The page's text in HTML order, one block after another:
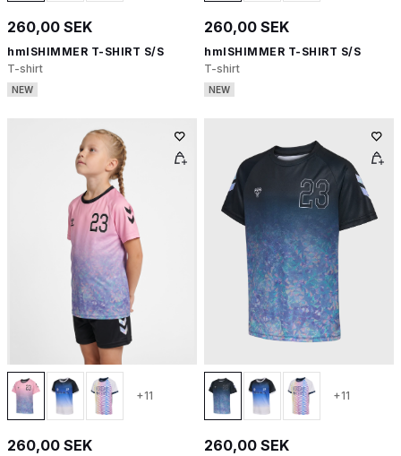
260,00 SEK
hmlSHIMMER T-SHIRT S/S
T-shirt
NEW
260,00 SEK
hmlSHIMMER T-SHIRT S/S
T-shirt
NEW
+11
260,00 SEK
+11
260,00 SEK